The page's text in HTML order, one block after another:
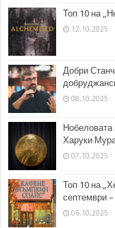
Топ 10 на
12.10.2025
Добри
08.10.2025
Нобеловата
Харуки
07.10.2025
Топ 10 на
септември
06.10.2025